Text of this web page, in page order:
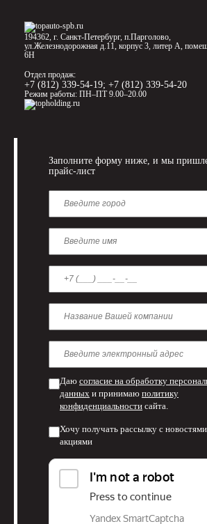
194362, г. Санкт-Петербург, п.Парголово,
ул.Железнодорожная д.11, корпус 3, литер А,
6Н
Отдел продаж:
+7 (812) 339-54-19; +7 (812) 339-54-20
Режим работы: ПН–ПТ 9.00–20.00
Заполните форму ниже, и мы
прайс-лист
Даю согласие на обработку
данных и принимаю политику
конфиденциальности сайта.
Хочу получать рассылку с
акциями